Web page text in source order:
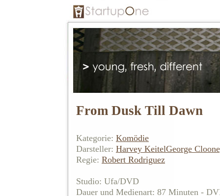
From Dusk Till Dawn
Kategorie: Komödie
Darsteller: Harvey KeitelGeorge
Regie: Robert Rodriguez
Studio: Ufa/DVD
Dauer und Medienart: 87 Minuten -